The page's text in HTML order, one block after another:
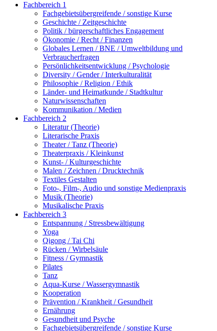
Fachbereich 1
Fachgebietsübergreifende / sonstige Kurse
Geschichte / Zeitgeschichte
Politik / bürgerschaftliches Engagement
Ökonomie / Recht / Finanzen
Globales Lernen / BNE / Umweltbildung und
Verbraucherfragen
Persönlichkeitsentwicklung / Psychologie
Diversity / Gender / Interkulturalität
Philosophie / Religion / Ethik
Länder- und Heimatkunde / Stadtkultur
Naturwissenschaften
Kommunikation / Medien
Fachbereich 2
Literatur (Theorie)
Literarische Praxis
Theater / Tanz (Theorie)
Theaterpraxis / Kleinkunst
Kunst- / Kulturgeschichte
Malen / Zeichnen / Drucktechnik
Textiles Gestalten
Foto-, Film-, Audio und sonstige Medienpraxis
Musik (Theorie)
Musikalische Praxis
Fachbereich 3
Entspannung / Stressbewältigung
Yoga
Qigong / Tai Chi
Rücken / Wirbelsäule
Fitness / Gymnastik
Pilates
Tanz
Aqua-Kurse / Wassergymnastik
Kooperation
Prävention / Krankheit / Gesundheit
Ernährung
Gesundheit und Psyche
Fachgebietsübergreifende / sonstige Kurse